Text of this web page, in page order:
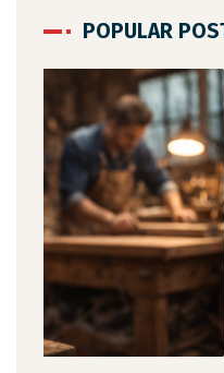
POPULAR